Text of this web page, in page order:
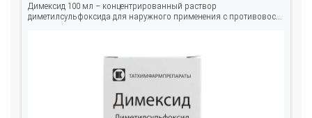
Димексид 100 мл – концентрированный раствор
диметилсульфоксида для наружного применения с противовос...